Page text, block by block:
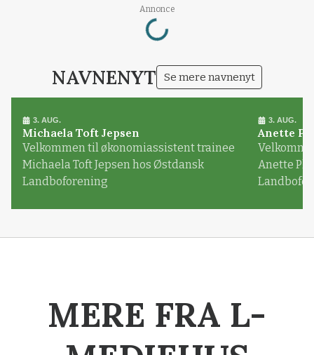
Annonce
Loading...
NAVNENYT Se mere navnenyt
3. AUG.
Michaela Toft Jepsen
Velkommen til økonomiassistent trainee
Michaela Toft Jepsen hos Østdansk
Landboforening
3. AUG.
Anette
Anette
MERE FRA L-